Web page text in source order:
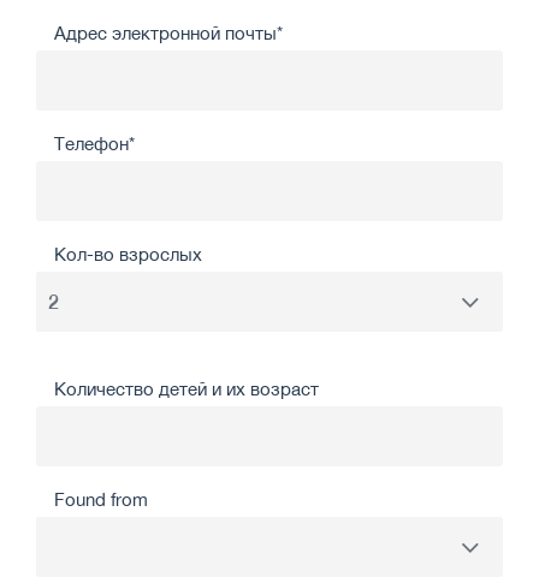
Адрес электронной почты*
Телефон*
Кол-во взрослых
Количество детей и их возраст
Found from